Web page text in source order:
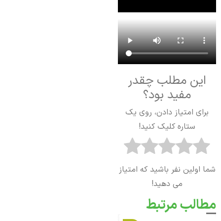
این مطلب چقدر
مفید بود؟
برای امتیاز دادن، روی یک
ستاره کلیک کنید!
شما اولین نفر باشید که امتیاز
می دهید!
مطالب مرتبط